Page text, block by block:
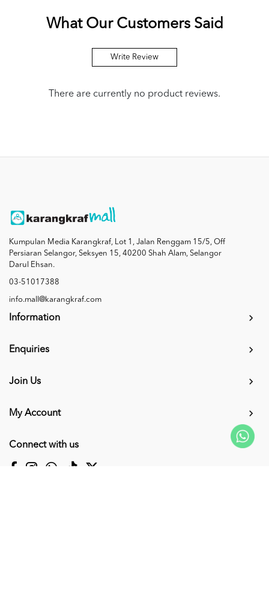
What Our Customers Said
Write Review
There are currently no product reviews.
Kumpulan Media Karangkraf, Lot 1, Jalan Renggam 15/5, Off
Persiaran Selangor, Seksyen 15, 40200 Shah Alam, Selangor
Darul Ehsan.
03-51017388
info.mall@karangkraf.com
Information
Enquiries
Join Us
My Account
Connect with us